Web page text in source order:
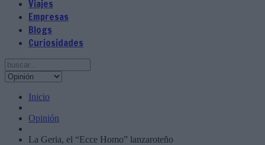
Viajes
Empresas
Blogs
Curiosidades
Inicio
Opinión
La Geria, el “Ecce Homo” lanzaroteño